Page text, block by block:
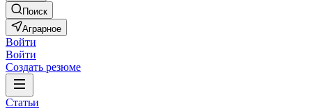
Поиск
Аграрное
Войти
Войти
Создать резюме
Статьи